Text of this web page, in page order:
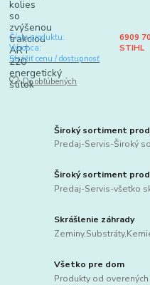
Číslo produktu:
6909
Výrobca:
STIHL
Strážiť cenu / dostupnosť
Do obľúbených
Široký sortiment
Predaj-Servis-Široký
Široký sortiment
Predaj-Servis-všetko
Skrášlenie záhrady
Všetko pre dom
Produkty od